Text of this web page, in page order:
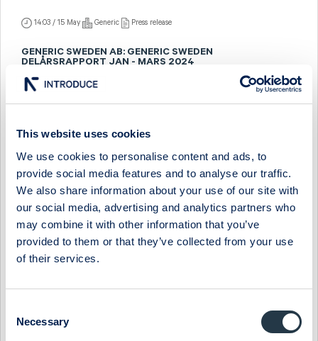
This website uses cookies
We use cookies to personalise content and ads, to
provide social media features and to analyse our traffic.
We also share information about your use of our site with
our social media, advertising and analytics partners who
may combine it with other information that you’ve
provided to them or that they’ve collected from your use
of their services.
Selection
Necessary
14:03 / 15 May Generic Press release
GENERIC SWEDEN AB: GENERIC SWEDEN
DELÅRSRAPPORT JAN - MARS 2024
Första kvartalet 2024 (jämfört med samma period
14:00 / 15 May Generic Press release
ÅRSREDOVISNING 2023 GENERIC SWEDEN AB
Årsredovisning och koncernredovisning för räkenskapsåret
2023.
Aktieägarna i Generic Sweden AB (publ) kallas till årsstämma